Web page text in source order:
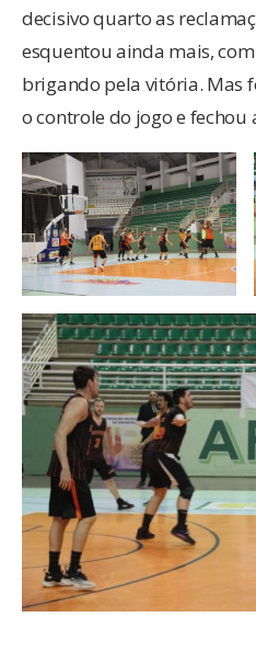
decisivo quarto as
esquentou ainda mais,
brigando pela vitória. Mas
o controle do jogo e fechou